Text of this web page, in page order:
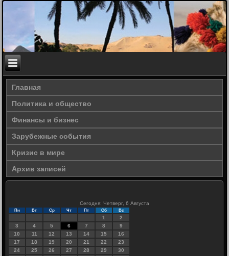
Главная
Политика и общество
Финансы и бизнес
Зарубежные события
Кризис в мире
Архив записей
Сегодня: Четверг, 6 Августа
Пн Вт Ср Чт Пт Сб Вс
1
2
3
4 5 6 7 8
9
10
11 12 13 14 15
16
17
18 19 20 21 22
23
24
25 26 27 28 29
30